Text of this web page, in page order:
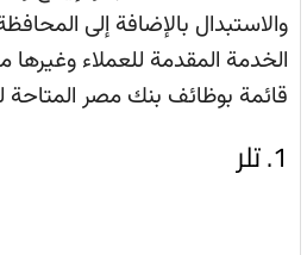
والاستبدال بالإضافة إلى
الخدمة المقدمة للعملاء وغيرها
قائمة بوظائف بنك مصر المتاحة
1. تلر